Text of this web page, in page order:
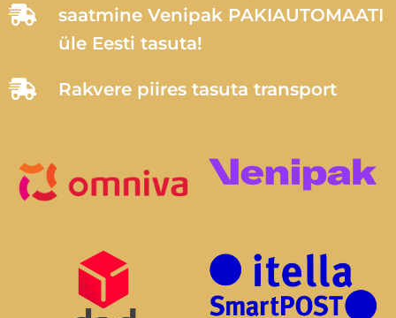
saatmine Venipak PAKIAUTOMAATI
üle Eesti tasuta!
Rakvere piires tasuta transport